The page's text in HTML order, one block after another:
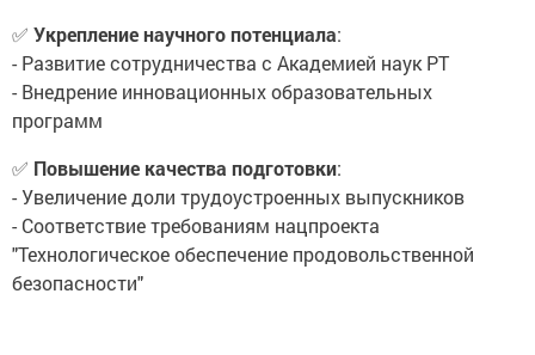
✅ Укрепление научного потенциала:
- Развитие сотрудничества с Академией наук РТ
- Внедрение инновационных образовательных
программ
✅ Повышение качества подготовки:
- Увеличение доли трудоустроенных выпускников
- Соответствие требованиям нацпроекта
"Технологическое обеспечение продовольственной
безопасности"